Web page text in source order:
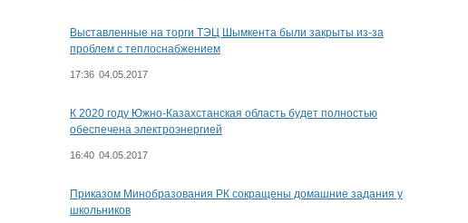
Выставленные на торги ТЭЦ Шымкента были закрыты из-за
проблем с теплоснабжением
17:36 04.05.2017
К 2020 году Южно-Казахстанская область будет полностью
обеспечена электроэнергией
16:40 04.05.2017
Приказом Минобразования РК сокращены домашние задания у
школьников